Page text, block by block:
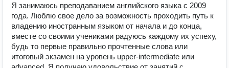
Я занимаюсь преподаванием английского языка с 2009
года. Люблю свое дело за возможность проходить путь к
владению иностранным языком от начала и до конца,
вместе со своими учениками радуюсь каждому их успеху,
будь то первые правильно прочтенные слова или
итоговый экзамен на уровень upper-intermediate или